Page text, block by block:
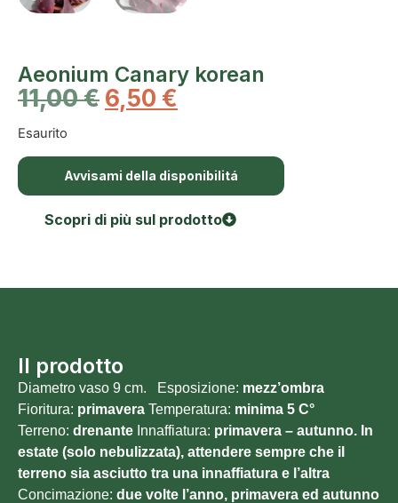
Aeonium Canary korean
11,00€ 6,50 €
Esaurito
Avvisami della disponibilitá
Scopri di più sul prodotto
Il prodotto
Diametro vaso 9 cm. Esposizione: mezz’ombra
Fioritura: primavera Temperatura: minima 5 C°
Terreno: drenante Innaffiatura: primavera – autunno. In
estate (solo nebulizzata), attendere sempre che il
terreno sia asciutto tra una innaffiatura e l’altra
Concimazione: due volte l’anno, primavera ed autunno